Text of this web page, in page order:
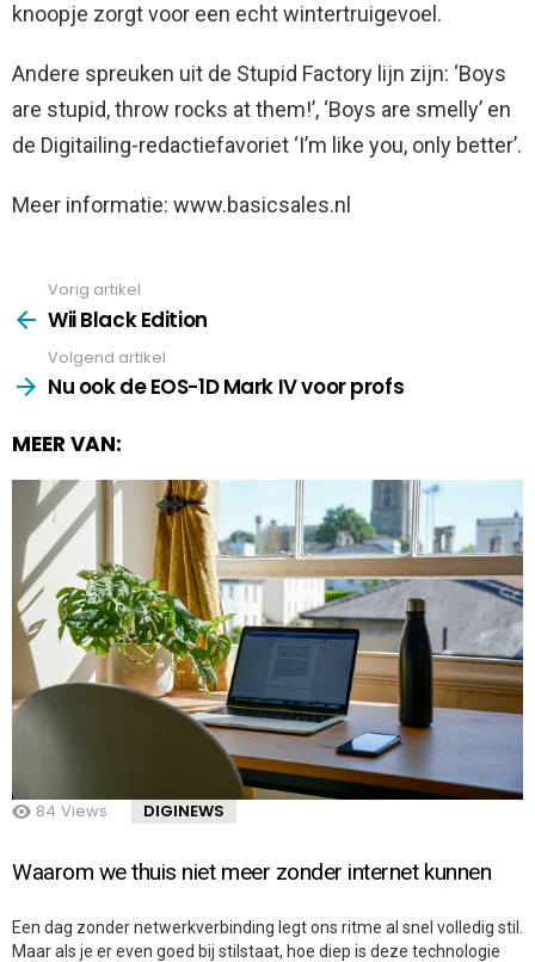
knoopje zorgt voor een echt wintertruigevoel.
Andere spreuken uit de Stupid Factory lijn zijn: ‘Boys
are stupid, throw rocks at them!’, ‘Boys are smelly’ en
de Digitailing-redactiefavoriet ‘I’m like you, only better’.
Meer informatie: www.basicsales.nl
more
Vorig artikel
Wii Black Edition
Volgend artikel
Nu ook de EOS-1D Mark IV voor profs
MEER VAN:
84 Views DIGINEWS
Waarom we thuis niet meer zonder internet kunnen
Een dag zonder netwerkverbinding legt ons ritme al snel volledig stil.
Maar als je er even goed bij stilstaat, hoe diep is deze technologie